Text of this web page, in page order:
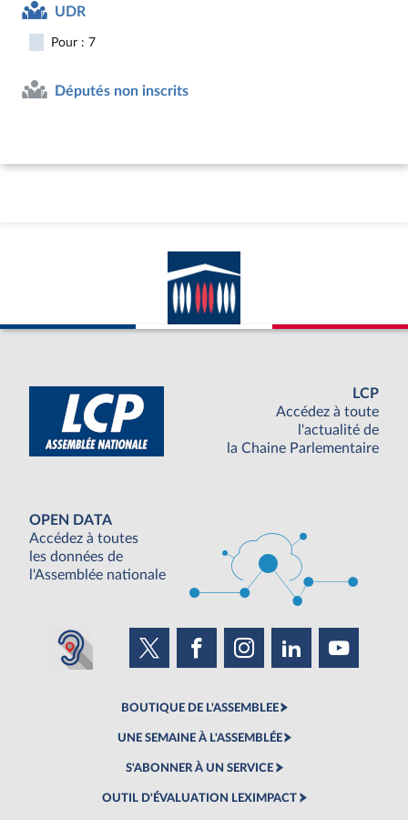
UDR
Pour : 7
Députés non inscrits
LCP
Accédez à toute
l'actualité de
la Chaine Parlementaire
OPEN DATA
Accédez à toutes
les données de
l'Assemblée nationale
BOUTIQUE DE L'ASSEMBLEE
UNE SEMAINE À L'ASSEMBLÉE
S'ABONNER À UN SERVICE
OUTIL D'ÉVALUATION LEXIMPACT